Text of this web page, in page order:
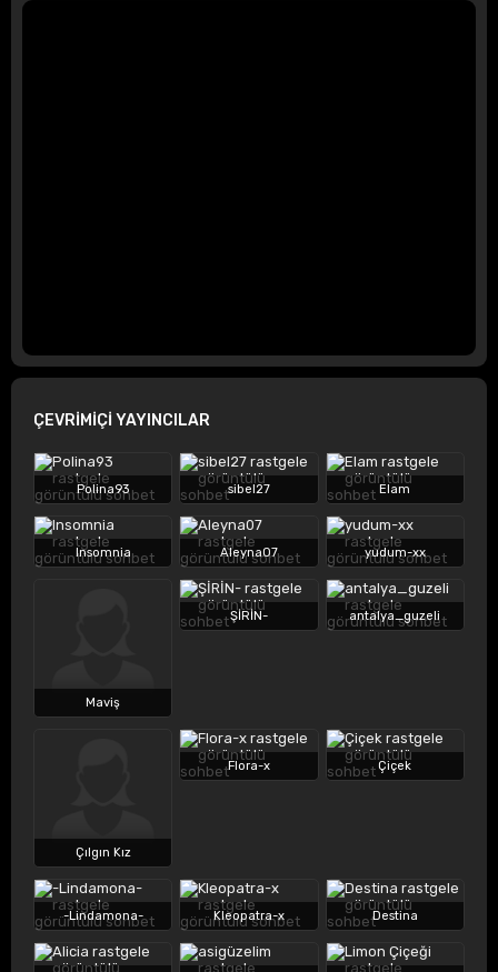
ÇEVRİMİÇİ YAYINCILAR
Polina93 sibel27 Elam
Insomnia Aleyna07 yudum-xx
Maviş
ŞİRİN- antalya_guzeli
Çılgın Kız
Flora-x Çiçek
-Lindamona- Kleopatra-x Destina